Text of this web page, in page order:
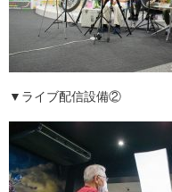
▼ライブ配信設備②